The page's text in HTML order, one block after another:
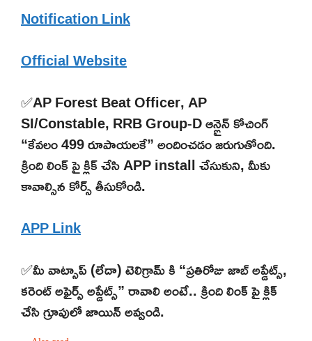
Notification Link
Official Website
✅AP Forest Beat Officer, AP
SI/Constable, RRB Group-D ఆన్లైన్ కోచింగ్
“కేవలం 499 రూపాయలకే” అందించడం జరుగుతోంది.
క్రింది లింక్ పై క్లిక్ చేసి APP install చేసుకుని, మీకు
కావాల్సిన కోర్స్ తీసుకోండి.
APP Link
✅మీ వాట్సాప్ (లేదా) టెలిగ్రామ్ కి “ప్రతిరోజు జాబ్ అప్డేట్స్,
కరెంట్ అఫైర్స్ అప్డేట్స్” రావాలి అంటే.. క్రింది లింక్ పై క్లిక్
చేసి గ్రూపులో జాయిన్ అవ్వండి.